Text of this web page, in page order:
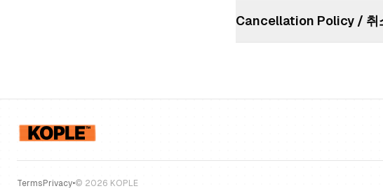
Cancellation Policy / 취
Terms Privacy•© 2026 KOPLE